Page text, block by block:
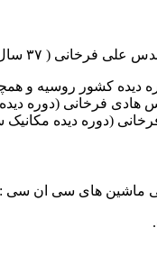
( ۳۷ سال سابقه کاری در امر برنامه نویسی ماشین های سی ان سی)
دیده کشور روسیه و
هادی فرخانی (دوره
(دوره دیده مکانیک
آلات صنعتی : ۰۹۱۰۱۹۹۷۴۷۰ شماره همراه واحد تعمیرات : ۰۹۳۸۳۵۲۷۴۵۱